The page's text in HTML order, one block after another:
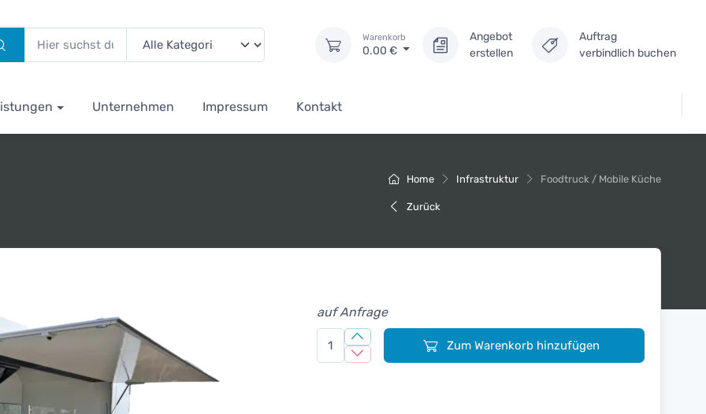
Warenkorb
0.00 €
Angebot
erstellen
Auftrag
verbindlich buchen
Unternehmen Impressum Kontakt
Home Infrastruktur Foodtruck / Mobile Küche
Zurück
auf Anfrage
Zum Warenkorb hinzufügen